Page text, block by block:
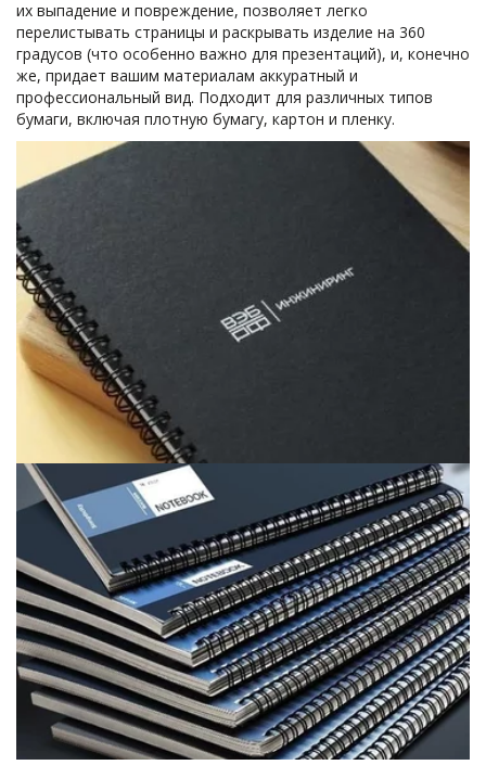
их выпадение и повреждение, позволяет легко
перелистывать страницы и раскрывать изделие на 360
градусов (что особенно важно для презентаций), и, конечно
же, придает вашим материалам аккуратный и
профессиональный вид. Подходит для различных типов
бумаги, включая плотную бумагу, картон и пленку.